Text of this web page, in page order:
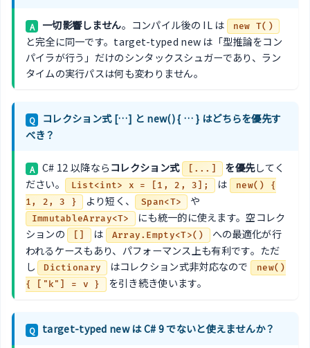
A 一切影響しません。コンパイル後の IL は new T()
と完全に同一です。target-typed new は「型推論をコン
パイラが行う」だけのシンタックスシュガーであり、ラン
タイムの実行パスは何も変わりません。
Q
コレクション式 […] と new() { … } はどちらを優先す
べき？
A C# 12 以降ならコレクション式 [...] を優先してく
ださい。
List<int> x = [1, 2, 3]; は
new() {
1, 2, 3 }
より短く、 Span<T> や
ImmutableArray<T>
にも統一的に使えます。空コレク
ションの
[] は Array.Empty<T>()
への最適化が行
われるケースもあり、パフォーマンス上も有利です。ただ
し
Dictionary はコレクション式非対応なので
new()
{ ["k"] = v }
を引き続き使います。
Q target-typed new は C# 9 でないと使えませんか？